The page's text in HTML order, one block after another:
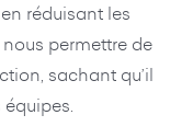
réduisant les
permettre de
sachant qu’il